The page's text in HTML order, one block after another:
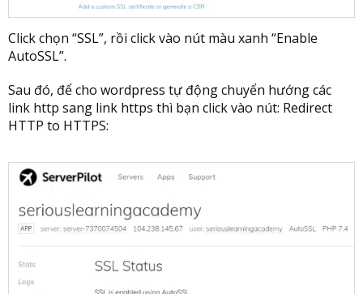
Click chọn “SSL”, rồi click vào nút màu xanh “Enable
AutoSSL”.
Sau đó, để cho wordpress tự động chuyển hướng các
link http sang link https thì bạn click vào nút: Redirect
HTTP to HTTPS: